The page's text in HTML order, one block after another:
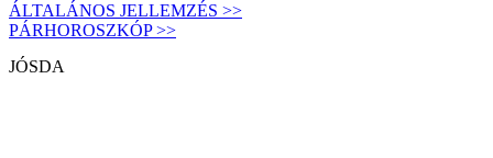
ÁLTALÁNOS JELLEMZÉS >>
PÁRHOROSZKÓP >>
JÓSDA